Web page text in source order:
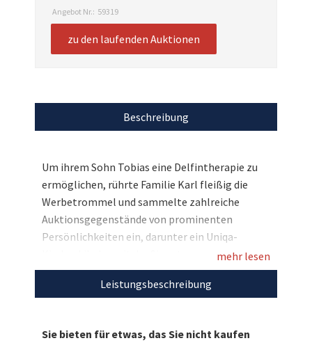
Angebot Nr.: 59319
zu den laufenden Auktionen
Beschreibung
Um ihrem Sohn Tobias eine Delfintherapie zu
ermöglichen, rührte Familie Karl fleißig die
Werbetrommel und sammelte zahlreiche
Auktionsgegenstände von prominenten
Persönlichkeiten ein, darunter ein Uniqa-
österreichischen Skirennstar, zweifachen
Olympiasieger und dreifachen Weltmeister
mehr lesen
Leistungsbeschreibung
Sie bieten für etwas, das Sie nicht kaufen